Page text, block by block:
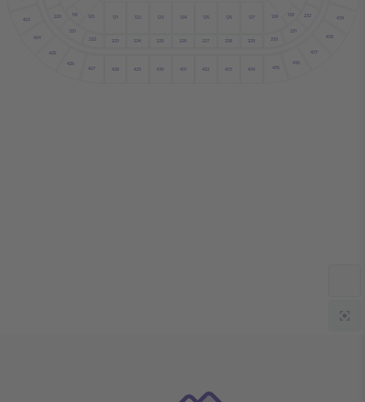
129
128
127
126
125
124
123
122
121
120
119
231
230
229
228
227
226
225
224
223
222
221
437
436
435
434
433
432
431
430
429
428
427
426
425
232
220 439
438
424
423